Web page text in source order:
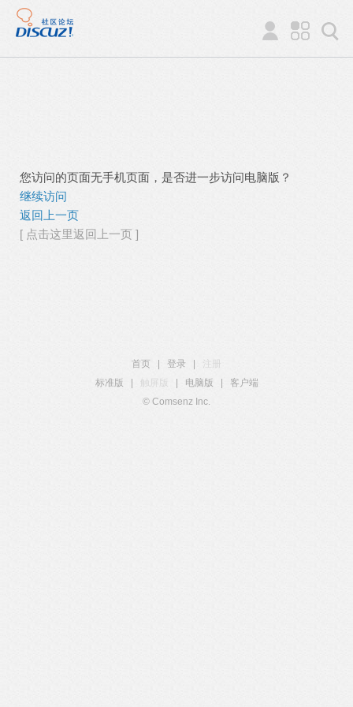
您访问的页面无手机页面，是否进一步访问电脑版？
继续访问
返回上一页
[ 点击这里返回上一页 ]
首页 登录
注册
标准版
触屏版 电脑版
客户端
© Comsenz Inc.